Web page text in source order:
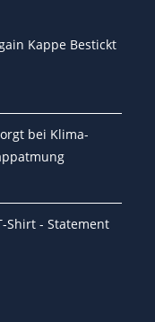
Kappe Bestickt
bei Klima-
Shirt - Statement